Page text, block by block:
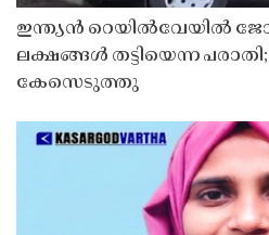
ഇന്ത്യൻ റെയിൽവേയിൽ
ലക്ഷങ്ങൾ തട്ടിയെന്ന
കേസെടുത്തു